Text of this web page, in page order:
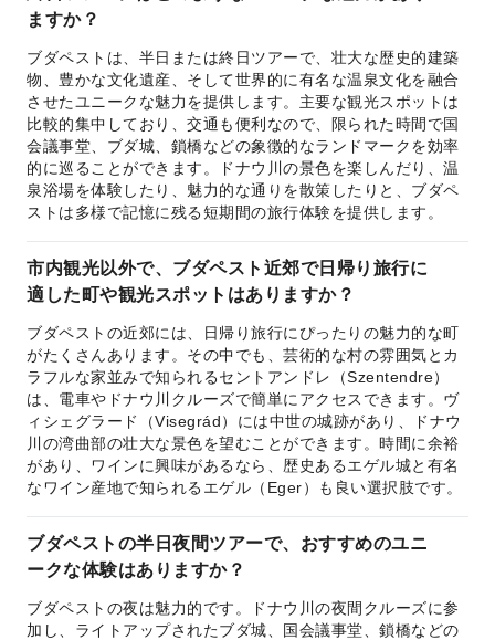
ますか？
ブダペストは、半日または終日ツアーで、壮大な歴史的建築
物、豊かな文化遺産、そして世界的に有名な温泉文化を融合
させたユニークな魅力を提供します。主要な観光スポットは
比較的集中しており、交通も便利なので、限られた時間で国
会議事堂、ブダ城、鎖橋などの象徴的なランドマークを効率
的に巡ることができます。ドナウ川の景色を楽しんだり、温
泉浴場を体験したり、魅力的な通りを散策したりと、ブダペ
ストは多様で記憶に残る短期間の旅行体験を提供します。
市内観光以外で、ブダペスト近郊で日帰り旅行に
適した町や観光スポットはありますか？
ブダペストの近郊には、日帰り旅行にぴったりの魅力的な町
がたくさんあります。その中でも、芸術的な村の雰囲気とカ
ラフルな家並みで知られるセントアンドレ（Szentendre）
は、電車やドナウ川クルーズで簡単にアクセスできます。ヴ
ィシェグラード（Visegrád）には中世の城跡があり、ドナウ
川の湾曲部の壮大な景色を望むことができます。時間に余裕
があり、ワインに興味があるなら、歴史あるエゲル城と有名
なワイン産地で知られるエゲル（Eger）も良い選択肢です。
ブダペストの半日夜間ツアーで、おすすめのユニ
ークな体験はありますか？
ブダペストの夜は魅力的です。ドナウ川の夜間クルーズに参
加し、ライトアップされたブダ城、国会議事堂、鎖橋などの